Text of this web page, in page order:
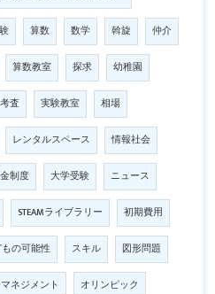
算数 数学 斡旋 仲介
算数教室 探求 幼稚園
査 実験教室 相場
レンタルスペース 情報社会
制度 大学受験 ニュース
STEAMライブラリー 初期費用
の可能性 スキル 図形問題
ネジメント オリンピック